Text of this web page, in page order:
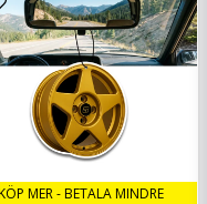
MER - BETALA MINDRE